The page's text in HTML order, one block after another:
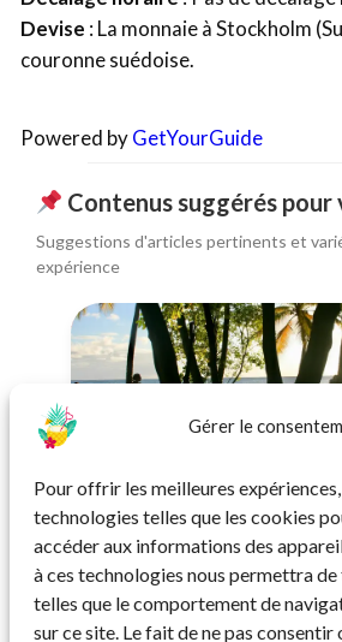
Gérer le
Pour offrir les meilleures
technologies telles que les cookies
accéder aux informations des
à ces technologies nous permettra
telles que le comportement de
sur ce site. Le fait de ne pas consentir
Devise : La monnaie à Stockholm
couronne suédoise.
Powered byGetYourGuide
Contenus suggérés pour
Suggestions d'articles pertinents et
expérience
Martinique pas chère :
mini dans les
À partir de 799€ et par